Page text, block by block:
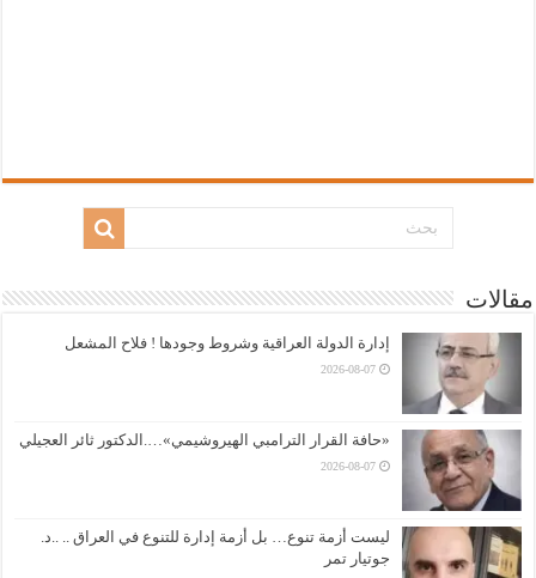
مقالات
إدارة الدولة العراقية وشروط وجودها ! فلاح المشعل
2026-08-07
«حافة القرار الترامبي الهيروشيمي»….الدكتور ثائر العجيلي
2026-08-07
ليست أزمة تنوع… بل أزمة إدارة للتنوع في العراق .. ..د.
جوتيار تمر